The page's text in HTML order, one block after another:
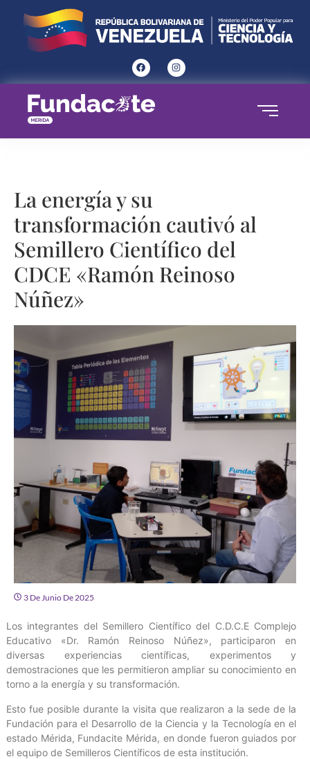
La energía y su
transformación cautivó al
Semillero Científico del
CDCE «Ramón Reinoso
Núñez»
3 De Junio De 2025
Los integrantes del Semillero Científico del C.D.C.E Complejo
Educativo «Dr. Ramón Reinoso Núñez», participaron en
diversas experiencias científicas, experimentos y
demostraciones que les permitieron ampliar su conocimiento en
torno a la energía y su transformación.
Esto fue posible durante la visita que realizaron a la sede de la
Fundación para el Desarrollo de la Ciencia y la Tecnología en el
estado Mérida, Fundacite Mérida, en donde fueron guiados por
el equipo de Semilleros Científicos de esta institución.